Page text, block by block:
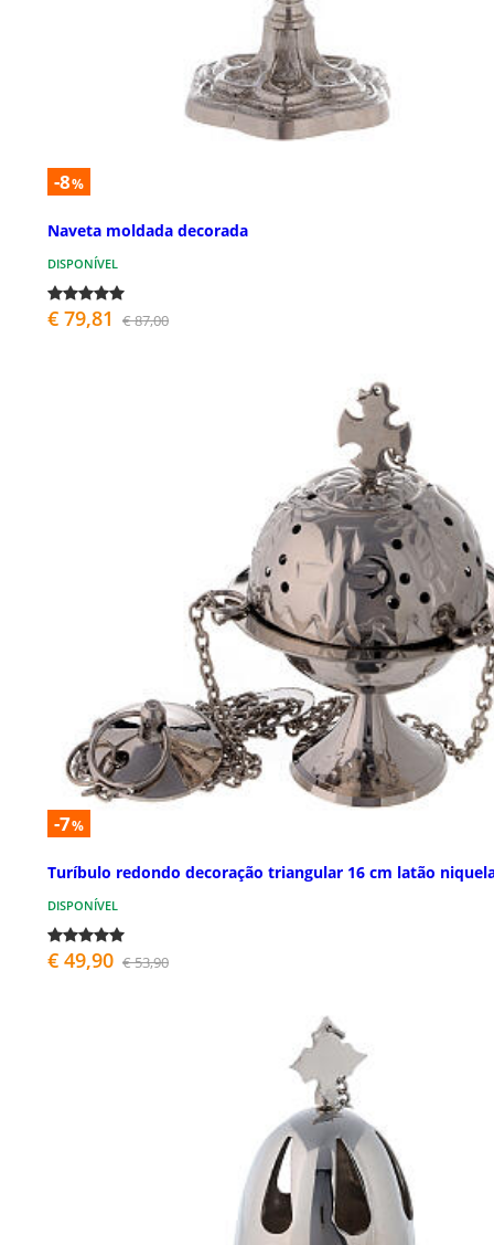
-8%
Naveta moldada decorada
DISPONÍVEL
€ 79,81 € 87,00
-7%
Turíbulo redondo decoração triangular 16 cm latão
DISPONÍVEL
€ 49,90 € 53,90